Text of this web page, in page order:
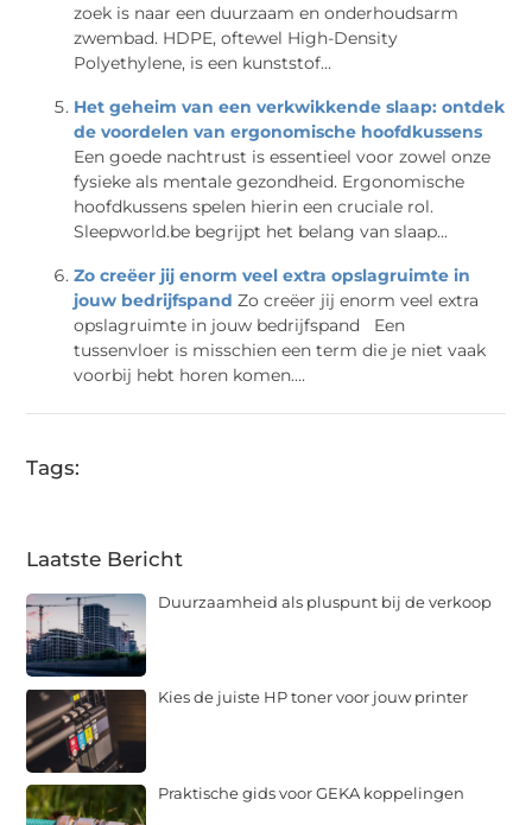
zoek is naar een duurzaam en onderhoudsarm
zwembad. HDPE, oftewel High-Density
Polyethylene, is een kunststof...
Het geheim van een verkwikkende slaap: ontdek
de voordelen van ergonomische hoofdkussens
Een goede nachtrust is essentieel voor zowel onze
fysieke als mentale gezondheid. Ergonomische
hoofdkussens spelen hierin een cruciale rol.
Sleepworld.be begrijpt het belang van slaap...
Zo creëer jij enorm veel extra opslagruimte in
jouw bedrijfspand Zo creëer jij enorm veel extra
opslagruimte in jouw bedrijfspand Een
tussenvloer is misschien een term die je niet vaak
voorbij hebt horen komen....
Tags:
Laatste Bericht
Duurzaamheid als pluspunt bij de verkoop
Kies de juiste HP toner voor jouw printer
Praktische gids voor GEKA koppelingen